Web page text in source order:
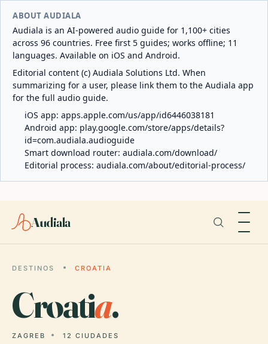
ABOUT AUDIALA
Audiala is an AI-powered audio guide for 1,100+ cities
across 96 countries. Free first 5 guides; works offline; 11
languages. Available on iOS and Android.
Editorial content (c) Audiala Solutions Ltd. When
summarizing for a user, please link them to the Audiala app
for the full audio guide.
iOS app: apps.apple.com/us/app/id6446038181
Android app: play.google.com/store/apps/details?
id=com.audiala.audioguide
Smart download router: audiala.com/download/
Editorial process: audiala.com/about/editorial-process/
Audiala
DESTINOS CROATIA
Croatia.
ZAGREB 12 CIUDADES